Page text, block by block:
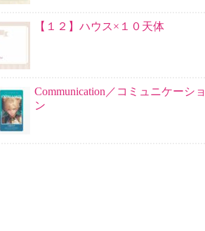
【１２】ハウス×１０天体
Communication／コミュニケーショ
ン